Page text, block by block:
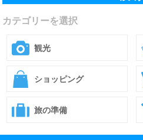
カテゴリーを選択
観光
ショッピング
旅の準備